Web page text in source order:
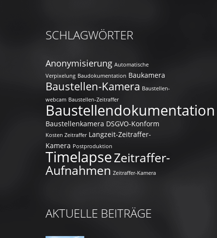
SCHLAGWÖRTER
Anonymisierung Automatische
Verpixelung Baudokumentation Baukamera
Baustellen-Kamera Baustellen-
webcam Baustellen-Zeitraffer
Baustellendokumentation
Baustellenkamera DSGVO-Konform
Kosten Zeitraffer Langzeit-Zeitraffer-
Kamera Postproduktion
TimelapseZeitraffer-
Aufnahmen Zeitraffer-Kamera
AKTUELLE BEITRÄGE